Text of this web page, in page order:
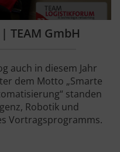
TEAM GmbH
auch in diesem Jahr
dem Motto „Smarte
standen
Robotik und
Vortragsprogramms.